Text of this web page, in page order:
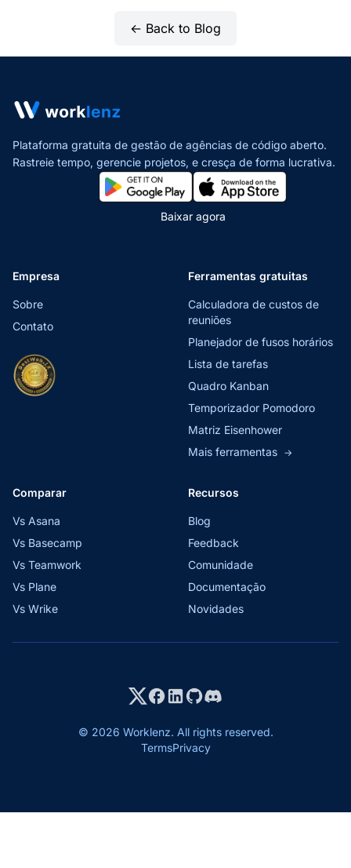
← Back to Blog
Plataforma gratuita de gestão de agências de código aberto.
Rastreie tempo, gerencie projetos, e cresça de forma lucrativa.
Baixar agora
Empresa
Sobre
Contato
Ferramentas gratuitas
Calculadora de custos de
reuniões
Planejador de fusos horários
Lista de tarefas
Quadro Kanban
Temporizador Pomodoro
Matriz Eisenhower
Mais ferramentas →
Comparar
Vs Asana
Vs Basecamp
Vs Teamwork
Vs Plane
Vs Wrike
Recursos
Blog
Feedback
Comunidade
Documentação
Novidades
© 2026 Worklenz. All rights reserved.
TermsPrivacy